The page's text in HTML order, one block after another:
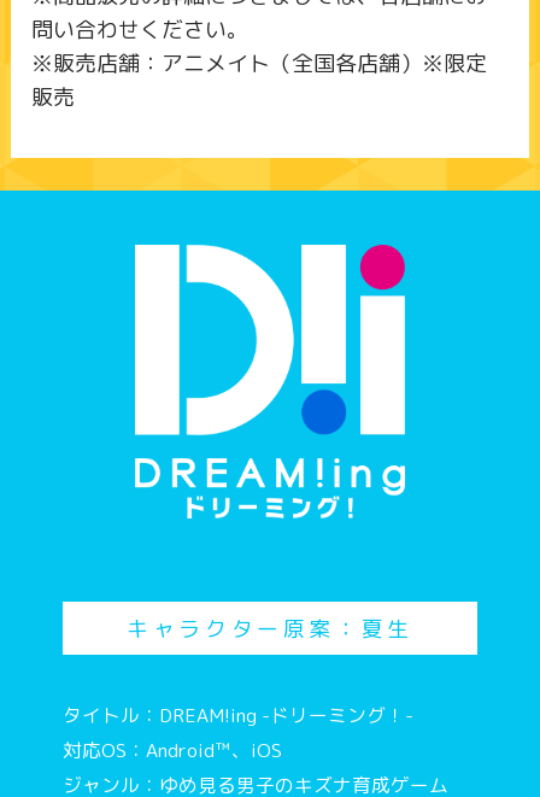
問い合わせください。
※販売店舗：アニメイト（全国各店舗）※限定
販売
キャラクター原案：夏生
タイトル：DREAM!ing -ドリーミング！-
対応OS：Android™、iOS
ジャンル：ゆめ見る男子のキズナ育成ゲーム